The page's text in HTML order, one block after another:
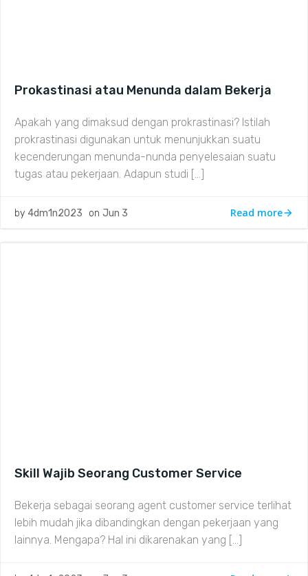
Prokastinasi atau Menunda dalam Bekerja
Apakah yang dimaksud dengan prokrastinasi? Istilah
prokrastinasi digunakan untuk menunjukkan suatu
kecenderungan menunda-nunda penyelesaian suatu
tugas atau pekerjaan. Adapun studi […]
by 4dm1n2023 on Jun 3 Read more
Skill Wajib Seorang Customer Service
Bekerja sebagai seorang agent customer service terlihat
lebih mudah jika dibandingkan dengan pekerjaan yang
lainnya. Mengapa? Hal ini dikarenakan yang […]